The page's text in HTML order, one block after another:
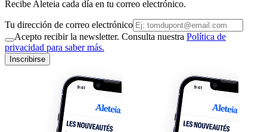
Recibe Aleteia cada día en tu correo electrónico.
Tu dirección de correo electrónico
Acepto recibir la newsletter. Consulta nuestra Política de
privacidad para saber más.
Inscribirse